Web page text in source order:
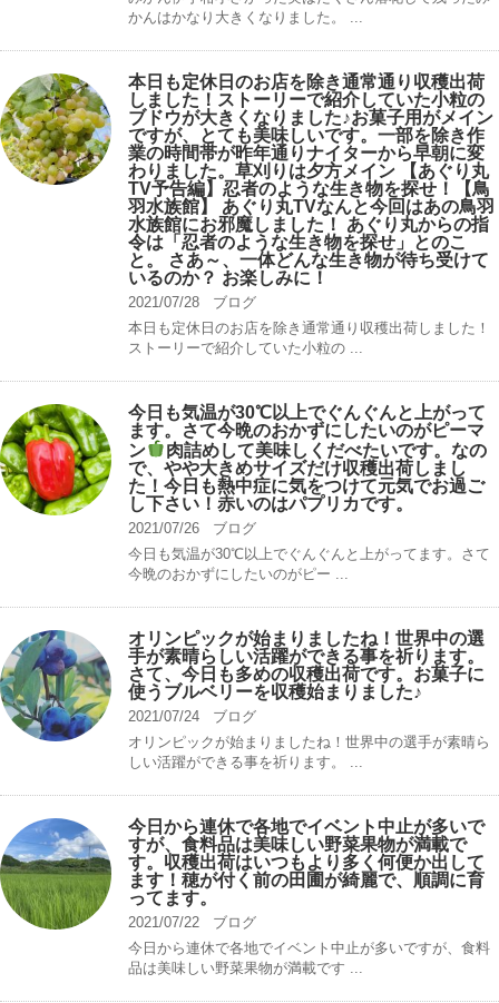
かんはかなり大きくなりました。 ...
本日も定休日のお店を除き通常通り収穫出荷
しました！ストーリーで紹介していた小粒の
ブドウが大きくなりました♪お菓子用がメイン
ですが、とても美味しいです。一部を除き作
業の時間帯が昨年通りナイターから早朝に変
わりました。草刈りは夕方メイン 【あぐり丸
TV予告編】忍者のような生き物を探せ！【鳥
羽水族館】 あぐり丸TVなんと今回はあの鳥羽
水族館にお邪魔しました！ あぐり丸からの指
令は「忍者のような生き物を探せ」とのこ
と。 さあ～、一体どんな生き物が待ち受けて
いるのか？ お楽しみに！
2021/07/28
ブログ
本日も定休日のお店を除き通常通り収穫出荷しました！
ストーリーで紹介していた小粒の ...
今日も気温が30℃以上でぐんぐんと上がって
ます。さて今晩のおかずにしたいのがピーマ
ン
肉詰めして美味しくだべたいです。なの
で、やや大きめサイズだけ収穫出荷しまし
た！今日も熱中症に気をつけて元気でお過ご
し下さい！赤いのはパプリカです。
2021/07/26
ブログ
今日も気温が30℃以上でぐんぐんと上がってます。さて
今晩のおかずにしたいのがピー ...
オリンピックが始まりましたね！世界中の選
手が素晴らしい活躍ができる事を祈ります。
さて、今日も多めの収穫出荷です。お菓子に
使うブルベリーを収穫始まりました♪
2021/07/24
ブログ
オリンピックが始まりましたね！世界中の選手が素晴ら
しい活躍ができる事を祈ります。 ...
今日から連休で各地でイベント中止が多いで
すが、食料品は美味しい野菜果物が満載で
す。収穫出荷はいつもより多く何便か出して
ます！穂が付く前の田圃が綺麗で、順調に育
ってます。
2021/07/22
ブログ
今日から連休で各地でイベント中止が多いですが、食料
品は美味しい野菜果物が満載です ...